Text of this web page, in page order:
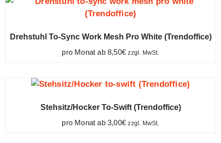
Drehstuhl To-Sync Work Mesh Pro White (Trendoffice)
pro Monat ab8,50€ zzgl. MwSt.
Stehsitz/Hocker To-Swift (Trendoffice)
pro Monat ab3,00€ zzgl. MwSt.